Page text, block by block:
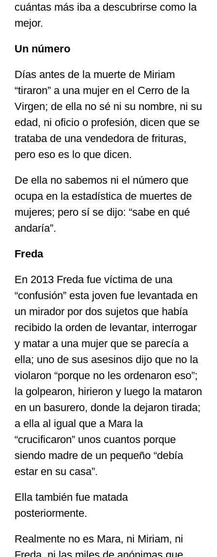
cuántas más iba a descubrirse como la
mejor.
Un número
Días antes de la muerte de Miriam
“tiraron” a una mujer en el Cerro de la
Virgen; de ella no sé ni su nombre, ni su
edad, ni oficio o profesión, dicen que se
trataba de una vendedora de frituras,
pero eso es lo que dicen.
De ella no sabemos ni el número que
ocupa en la estadística de muertes de
mujeres; pero sí se dijo: “sabe en qué
andaría”.
Freda
En 2013 Freda fue víctima de una
“confusión” esta joven fue levantada en
un mirador por dos sujetos que había
recibido la orden de levantar, interrogar
y matar a una mujer que se parecía a
ella; uno de sus asesinos dijo que no la
violaron “porque no les ordenaron eso”;
la golpearon, hirieron y luego la mataron
en un basurero, donde la dejaron tirada;
a ella al igual que a Mara la
“crucificaron” unos cuantos porque
siendo madre de un pequeño “debía
estar en su casa”.
Ella también fue matada
posteriormente.
Realmente no es Mara, ni Miriam, ni